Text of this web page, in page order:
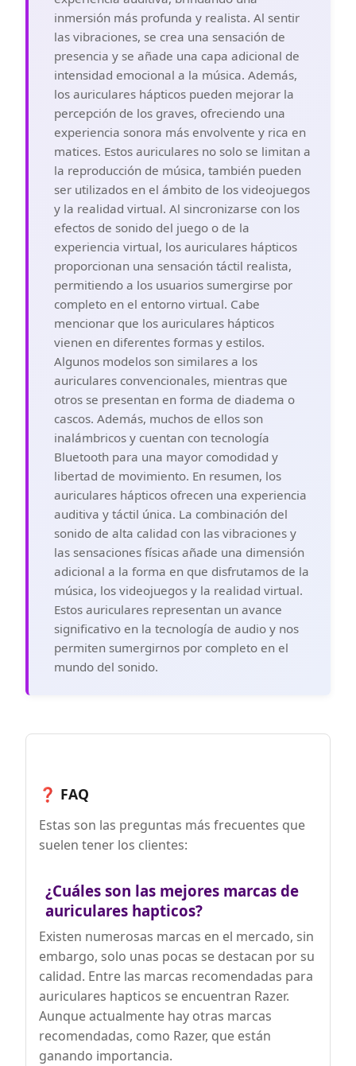
inmersión más profunda y realista. Al sentir
las vibraciones, se crea una sensación de
presencia y se añade una capa adicional de
intensidad emocional a la música. Además,
los auriculares hápticos pueden mejorar la
percepción de los graves, ofreciendo una
experiencia sonora más envolvente y rica en
matices. Estos auriculares no solo se limitan a
la reproducción de música, también pueden
ser utilizados en el ámbito de los videojuegos
y la realidad virtual. Al sincronizarse con los
efectos de sonido del juego o de la
experiencia virtual, los auriculares hápticos
proporcionan una sensación táctil realista,
permitiendo a los usuarios sumergirse por
completo en el entorno virtual. Cabe
mencionar que los auriculares hápticos
vienen en diferentes formas y estilos.
Algunos modelos son similares a los
auriculares convencionales, mientras que
otros se presentan en forma de diadema o
cascos. Además, muchos de ellos son
inalámbricos y cuentan con tecnología
Bluetooth para una mayor comodidad y
libertad de movimiento. En resumen, los
auriculares hápticos ofrecen una experiencia
auditiva y táctil única. La combinación del
sonido de alta calidad con las vibraciones y
las sensaciones físicas añade una dimensión
adicional a la forma en que disfrutamos de la
música, los videojuegos y la realidad virtual.
Estos auriculares representan un avance
significativo en la tecnología de audio y nos
permiten sumergirnos por completo en el
mundo del sonido.
❓ FAQ
Estas son las preguntas más frecuentes que
suelen tener los clientes:
¿Cuáles son las mejores marcas de
auriculares hapticos?
Existen numerosas marcas en el mercado, sin
embargo, solo unas pocas se destacan por su
calidad. Entre las marcas recomendadas para
auriculares hapticos se encuentran Razer.
Aunque actualmente hay otras marcas
recomendadas, como Razer, que están
ganando importancia.